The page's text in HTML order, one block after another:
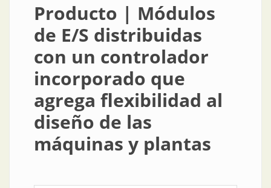
Producto | Módulos
de E/S distribuidas
con un controlador
incorporado que
agrega flexibilidad al
diseño de las
máquinas y plantas